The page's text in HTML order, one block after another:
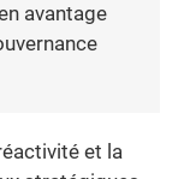
avantage
et la